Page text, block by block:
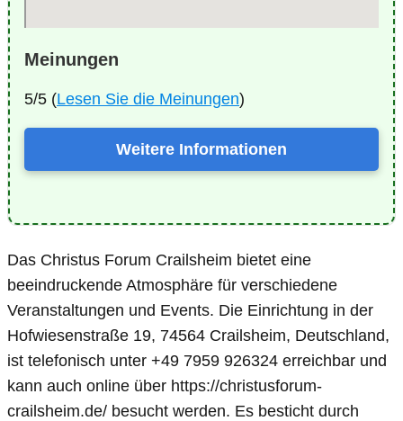
Meinungen
5/5 (Lesen Sie die Meinungen)
Weitere Informationen
Das Christus Forum Crailsheim bietet eine
beeindruckende Atmosphäre für verschiedene
Veranstaltungen und Events. Die Einrichtung in der
Hofwiesenstraße 19, 74564 Crailsheim, Deutschland,
ist telefonisch unter +49 7959 926324 erreichbar und
kann auch online über https://christusforum-
crailsheim.de/ besucht werden. Es besticht durch